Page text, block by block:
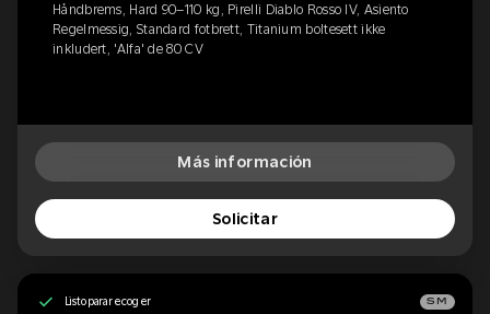
Håndbrems, Hard 90–110 kg, Pirelli Diablo Rosso IV, Asiento
Regelmessig, Standard fotbrett, Titanium boltesett ikke
inkludert, 'Alfa' de 80 CV
Más información
Solicitar
Listo para recoger SM